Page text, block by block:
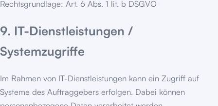
Rechtsgrundlage: Art. 6 Abs. 1 lit. b DSGVO
9. IT-Dienstleistungen /
Systemzugriffe
Im Rahmen von IT-Dienstleistungen kann ein Zugriff auf
Systeme des Auftraggebers erfolgen. Dabei können